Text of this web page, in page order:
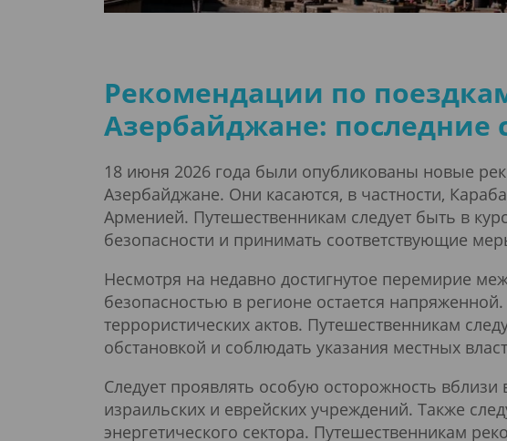
Рекомендации по
Азербайджане: последние
18 июня 2026 года были опубликованы новые
Азербайджане. Они касаются, в частности,
Арменией. Путешественникам следует быть в
безопасности и принимать соответствующие
Несмотря на недавно достигнутое перемирие
безопасностью в регионе остается
террористических актов. Путешественникам
обстановкой и соблюдать указания местных
Следует проявлять особую осторожность
израильских и еврейских учреждений. Также
энергетического сектора. Путешественникам